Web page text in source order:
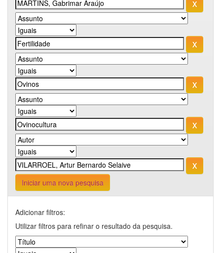
Iniciar uma nova pesquisa
Adicionar filtros:
Utilizar filtros para refinar o resultado da pesquisa.